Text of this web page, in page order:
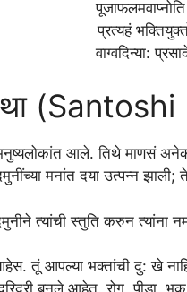
प्रत्यहं
वाग्वदिन्या:
आले. तिथे माणसं अनेक
मनांत दया उत्पन्न
त्यांची स्तुति करुन त्यांना
तूं आपल्या भक्तांची दु: खे